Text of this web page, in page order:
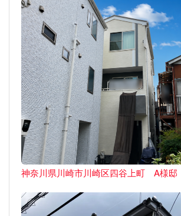
神奈川県川崎市川崎区四谷上町 A様邸